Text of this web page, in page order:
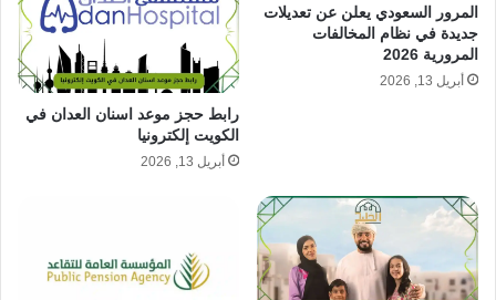
المرور السعودي يعلن عن تعديلات
جديدة في نظام المخالفات
المرورية 2026
أبريل 13, 2026
رابط حجز موعد اسنان العدان في
الكويت إلكترونيا
أبريل 13, 2026